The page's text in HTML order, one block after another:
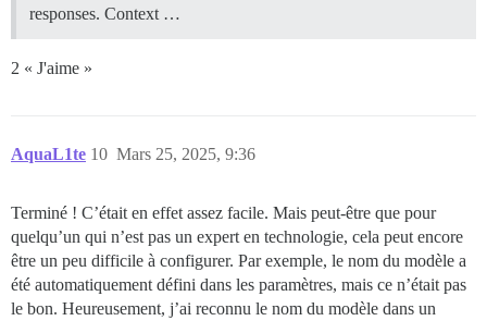
responses. Context …
2 « J'aime »
AquaL1te Mars 25, 2025, 9:36
10
Terminé ! C’était en effet assez facile. Mais peut-être que pour
quelqu’un qui n’est pas un expert en technologie, cela peut encore
être un peu difficile à configurer. Par exemple, le nom du modèle a
été automatiquement défini dans les paramètres, mais ce n’était pas
le bon. Heureusement, j’ai reconnu le nom du modèle dans un